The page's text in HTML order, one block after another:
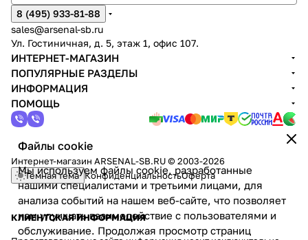
Файлы cookie
Мы используем файлы cookie, разработанные
нашими специалистами и третьими лицами, для
анализа событий на нашем веб-сайте, что позволяет
нам улучшать взаимодействие с пользователями и
обслуживание. Продолжая просмотр страниц
8 (495) 933-81-88
sales@arsenal-sb.ru
Ул. Гостиничная, д. 5, этаж 1, офис 107.
ИНТЕРНЕТ-МАГАЗИН
ПОПУЛЯРНЫЕ РАЗДЕЛЫ
ИНФОРМАЦИЯ
ПОМОЩЬ
Интернет-магазин ARSENAL-SB.RU © 2003-2026
Темная тема КонфиденциальностьОферта
КЛИЕНТСКАЯ ИНФОРМАЦИЯ